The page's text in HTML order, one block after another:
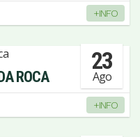
+INFO
23
Ago
ROCA
+INFO